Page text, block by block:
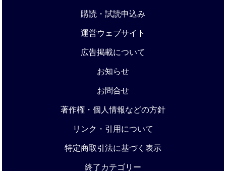
購読・試読申込み
運営ウェブサイト
広告掲載について
お知らせ
お問合せ
著作権・個人情報などの方針
リンク・引用について
特定商取引法に基づく表示
終了カテゴリー